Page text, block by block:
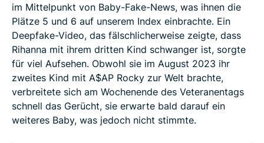
im Mittelpunkt von Baby-Fake-News, was ihnen die
Plätze 5 und 6 auf unserem Index einbrachte. Ein
Deepfake-Video, das fälschlicherweise zeigte, dass
Rihanna mit ihrem dritten Kind schwanger ist, sorgte
für viel Aufsehen. Obwohl sie im August 2023 ihr
zweites Kind mit A$AP Rocky zur Welt brachte,
verbreitete sich am Wochenende des Veteranentags
schnell das Gerücht, sie erwarte bald darauf ein
weiteres Baby, was jedoch nicht stimmte.